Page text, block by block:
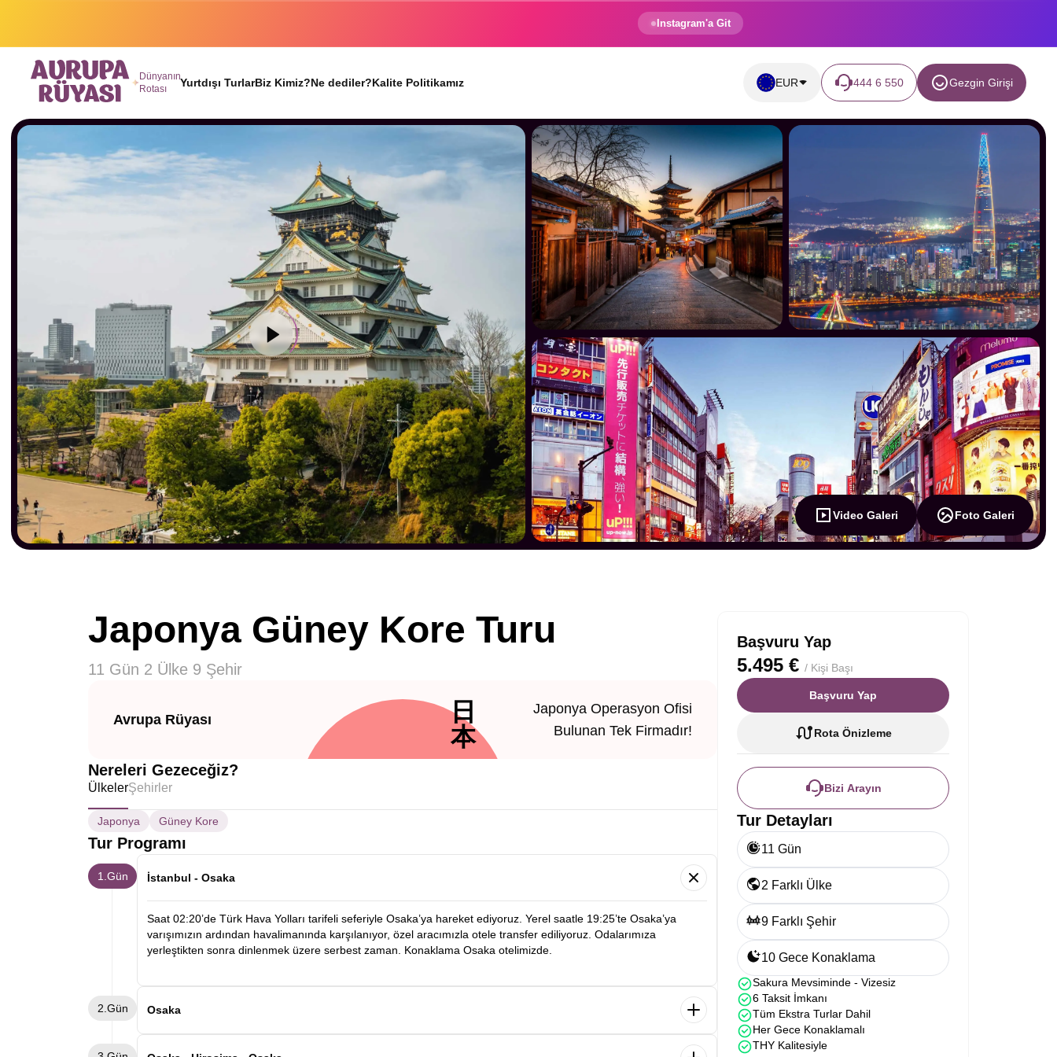
Instagram'a Git
Dünyanın
Rotası
Yurtdışı TurlarBiz Kimiz?Ne dediler?Kalite Politikamız EUR 444 6 550 Gezgin Girişi
Video Galeri Foto Galeri
Japonya Güney Kore Turu
11 Gün 2 Ülke 9 Şehir
Avrupa Rüyası
日
本
Japonya Operasyon Ofisi
Bulunan Tek Firmadır!
Nereleri Gezeceğiz?
ÜlkelerŞehirler
Japonya Güney Kore
Tur Programı
1.Gün İstanbul - Osaka
Saat 02:20’de Türk Hava Yolları tarifeli seferiyle Osaka’ya hareket ediyoruz. Yerel saatle 19:25’te Osaka’ya
varışımızın ardından havalimanında karşılanıyor, özel aracımızla otele transfer ediliyoruz. Odalarımıza
yerleştikten sonra dinlenmek üzere serbest zaman. Konaklama Osaka otelimizde.
2.Gün Osaka
Başvuru Yap
5.495 € / Kişi Başı
Başvuru Yap
Rota Önizleme
Bizi Arayın
Tur Detayları
11 Gün
2 Farklı Ülke
9 Farklı Şehir
10 Gece Konaklama
Sakura Mevsiminde - Vizesiz
6 Taksit İmkanı
Tüm Ekstra Turlar Dahil
Her Gece Konaklamalı
THY Kalitesiyle